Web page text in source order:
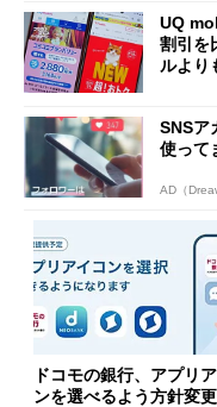
UQ
割引を
ルより
SNSア
使って
AD（
ドコモの銀行、アプリ
ンを選べるよう方針変